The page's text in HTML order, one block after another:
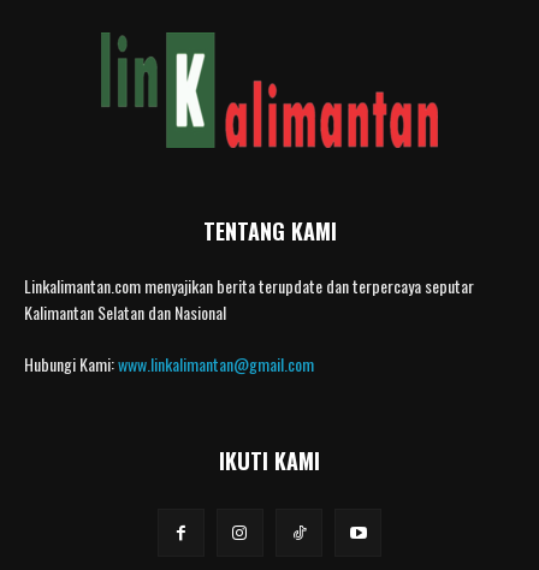
TENTANG KAMI
Linkalimantan.com menyajikan berita terupdate dan terpercaya seputar
Kalimantan Selatan dan Nasional
Hubungi Kami:www.linkalimantan@gmail.com
IKUTI KAMI